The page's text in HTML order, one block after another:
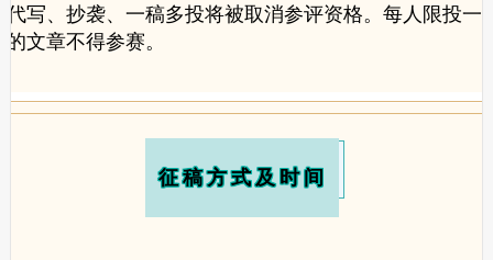
写、抄袭、一稿多投将被取消参评资格。每人限投一
文章不得参赛。
征稿方式及时间
请输入